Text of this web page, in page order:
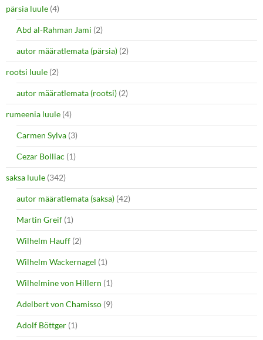
pärsia luule (4)
Abd al-Rahman Jami (2)
autor määratlemata (pärsia) (2)
rootsi luule (2)
autor määratlemata (rootsi) (2)
rumeenia luule (4)
Carmen Sylva (3)
Cezar Bolliac (1)
saksa luule (342)
autor määratlemata (saksa) (42)
Martin Greif (1)
Wilhelm Hauff (2)
Wilhelm Wackernagel (1)
Wilhelmine von Hillern (1)
Adelbert von Chamisso (9)
Adolf Böttger (1)